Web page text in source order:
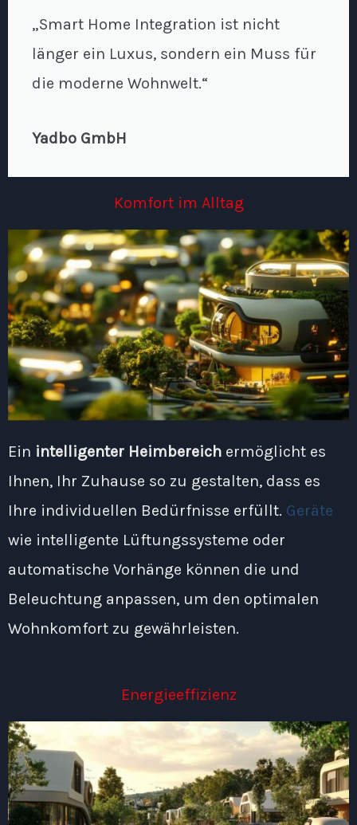
„Smart Home Integration ist nicht
länger ein Luxus, sondern ein Muss für
die moderne Wohnwelt.“
Yadbo GmbH
Komfort im Alltag
Ein intelligenter Heimbereich ermöglicht es
Ihnen, Ihr Zuhause so zu gestalten, dass es
Ihre individuellen Bedürfnisse erfüllt. Geräte
wie intelligente Lüftungssysteme oder
automatische Vorhänge können die und
Beleuchtung anpassen, um den optimalen
Wohnkomfort zu gewährleisten.
Energieeffizienz